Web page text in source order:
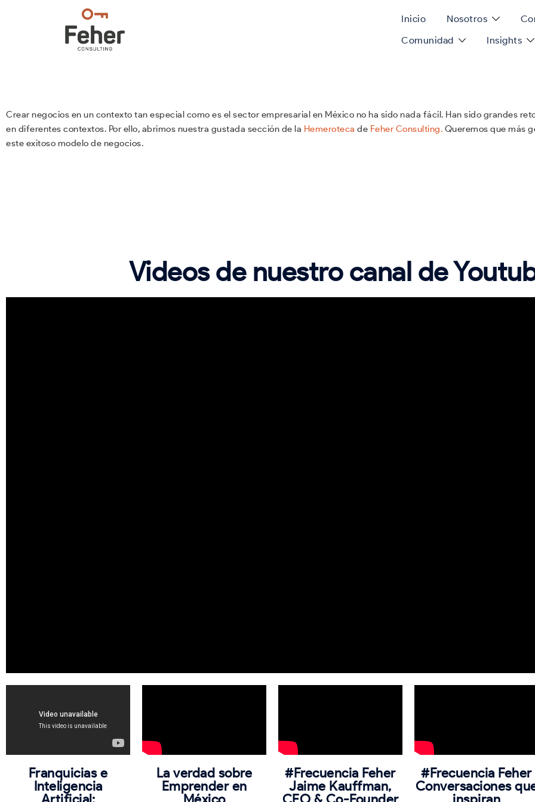
Inicio Nosotros
Comunidad
Insights
Crear negocios en un contexto tan especial como es el sector empresarial en México no ha sido nada fácil. Han sido grandes
en diferentes contextos. Por ello, abrimos nuestra gustada sección de la Hemeroteca de Feher Consulting. Queremos que más
este exitoso modelo de negocios.
Videos de nuestro canal de
Franquicias e
Inteligencia
La verdad sobre
Emprender en
#Frecuencia Feher
Jaime Kauffman,
#Frecuencia Feher
Conversaciones